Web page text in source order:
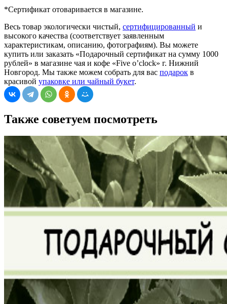
*Сертификат отоваривается в магазине.
Весь товар экологически чистый, сертифицированный и
высокого качества (соответствует заявленным
характеристикам, описанию, фотографиям). Вы можете
купить или заказать «Подарочный сертификат на сумму 1000
рублей» в магазине чая и кофе «Five o’clock» г. Нижний
Новгород. Мы также можем собрать для вас подарок в
красивой упаковке или чайный букет.
Также советуем посмотреть